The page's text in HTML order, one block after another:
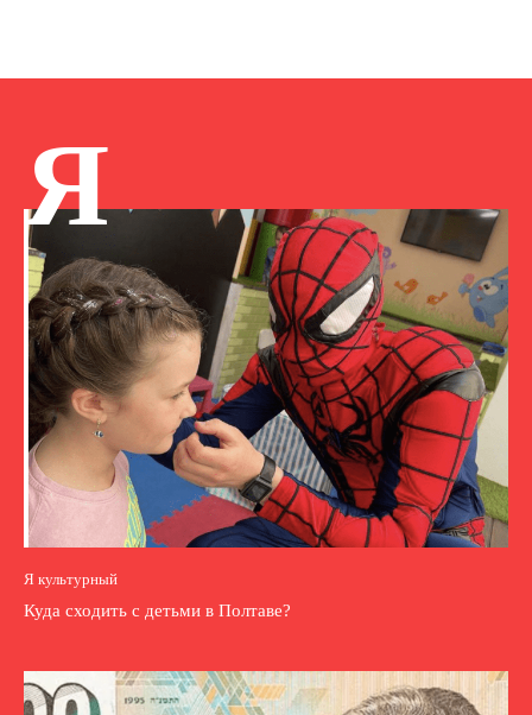
Я
Я культурный
Куда сходить с детьми в Полтаве?